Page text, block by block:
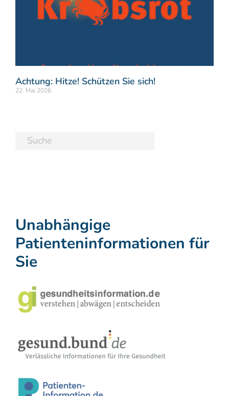
Achtung: Hitze! Schützen Sie sich!
22. Mai 2026
Unabhängige
Patienteninformationen für
Sie